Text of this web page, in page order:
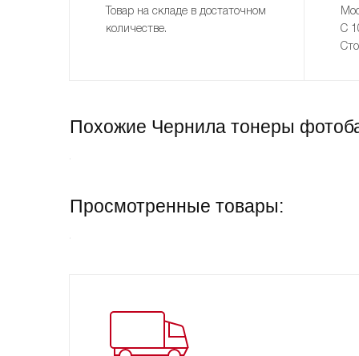
Товар на складе в достаточном
количестве.
С
Похожие Чернила тонеры
Просмотренные товары: